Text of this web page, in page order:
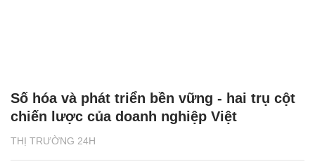
THỊ TRƯỜNG 24H
Số hóa và phát triển bền vững - hai trụ cột
chiến lược của doanh nghiệp Việt